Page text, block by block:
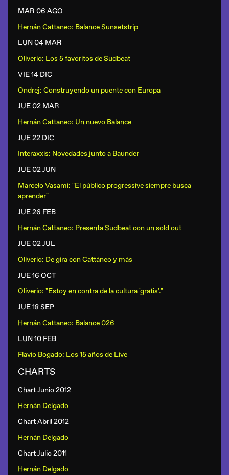
MAR 06 AGO
Hernán Cattaneo: Balance Sunsetstrip
LUN 04 MAR
Oliverio: Los 5 favoritos de Sudbeat
VIE 14 DIC
Ondrej: Construyendo un puente con Europa
JUE 02 MAR
Hernán Cattaneo: Un nuevo Balance
JUE 22 DIC
Interaxxis: Novedades junto a Baunder
JUE 02 JUN
Marcelo Vasami: "El público progressive siempre busca
aprender"
JUE 26 FEB
Hernán Cattaneo: Presenta Sudbeat con un sold out
JUE 02 JUL
Oliverio: De gira con Cattáneo y más
JUE 16 OCT
Oliverio: "Estoy en contra de la cultura 'gratis'."
JUE 18 SEP
Hernán Cattaneo: Balance 026
LUN 10 FEB
Flavio Bogado: Los 15 años de Live
CHARTS
Chart Junio 2012
Hernán Delgado
Chart Abril 2012
Hernán Delgado
Chart Julio 2011
Hernán Delgado